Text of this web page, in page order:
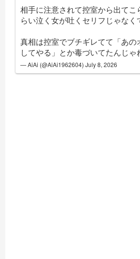
相手に注意されて控室から出てこ
らい泣く女が吐くセリフじゃなく
真相は控室でブチギレてて「あの
してやる」とか毒づいてたんじゃ
— AiAi (@AiAi1962604)July 8, 2026